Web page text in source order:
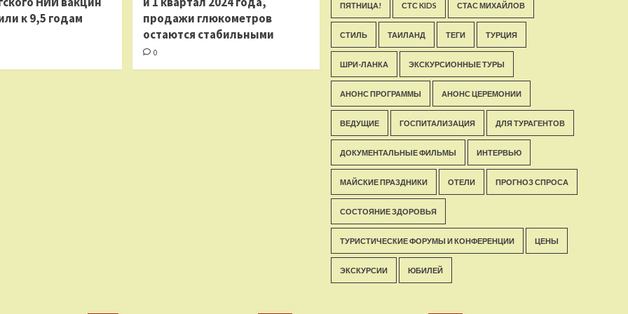
к 9,5 годам
продажи глюкометров
остаются стабильными
0
ПЯТНИЦА! СТС KIDS СТАС МИХАЙЛОВ
СТИЛЬ ТАИЛАНД ТЕГИ ТУРЦИЯ
ШРИ-ЛАНКА ЭКСКУРСИОННЫЕ ТУРЫ
АНОНС ПРОГРАММЫ АНОНС ЦЕРЕМОНИИ
ВЕДУЩИЕ ГОСПИТАЛИЗАЦИЯ ДЛЯ ТУРАГЕНТОВ
ДОКУМЕНТАЛЬНЫЕ ФИЛЬМЫ ИНТЕРВЬЮ
МАЙСКИЕ ПРАЗДНИКИ ОТЕЛИ ПРОГНОЗ СПРОСА
СОСТОЯНИЕ ЗДОРОВЬЯ
ТУРИСТИЧЕСКИЕ ФОРУМЫ И КОНФЕРЕНЦИИ ЦЕНЫ
ЭКСКУРСИИ ЮБИЛЕЙ